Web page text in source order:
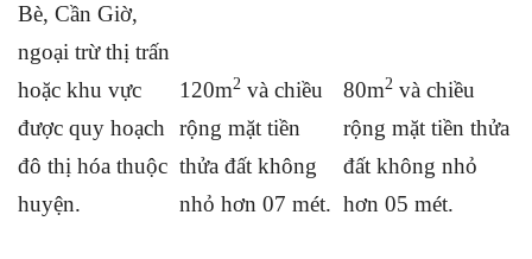
Bè, Cần Giờ,
ngoại trừ thị trấn
hoặc khu vực
được quy hoạch
đô thị hóa thuộc
huyện.
120m2 và chiều
rộng mặt tiền
thửa đất không
nhỏ hơn 07 mét.
80m2 và chiều
rộng mặt tiền thửa
đất không nhỏ
hơn 05 mét.